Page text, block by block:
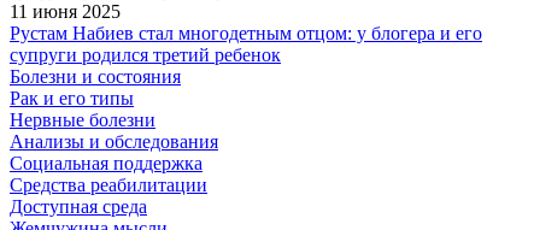
11 июня 2025
Рустам Набиев стал многодетным отцом: у блогера и его
супруги родился третий ребенок
Болезни и состояния
Рак и его типы
Нервные болезни
Анализы и обследования
Социальная поддержка
Средства реабилитации
Доступная среда